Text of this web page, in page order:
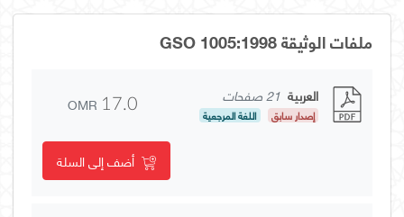
ملفات الوثيقة GSO 1005:1998
العربية 21 صفحات
إصدار سابق اللغة المرجعية OMR 17.0
أضف إلى السلة